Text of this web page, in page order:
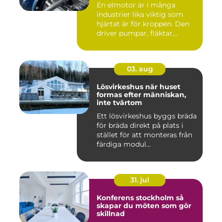
En elmotor är i många
industrier lika viktig som
hjärtat är för kroppen. Den
driver pumpar, fläktar,...
03. aug
Lösvirkeshus när huset
formas efter människan,
inte tvärtom
Ett lösvirkeshus byggs bräda
för bräda direkt på plats i
stället för att monteras från
färdiga modul...
31. jul
Konferens stockholm så
skapar du möten som gör
skillnad